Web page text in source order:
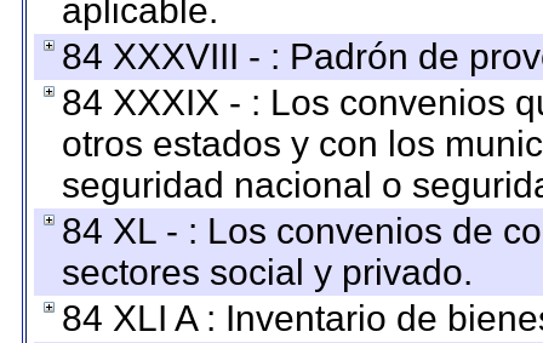
aplicable.
84 XXXVIII - : Padrón de
84 XXXIX - : Los convenios
otros estados y con los
seguridad nacional o
84 XL - : Los convenios de
sectores social y privado.
84 XLI A : Inventario de